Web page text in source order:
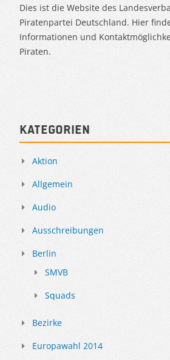
Dies ist die Website des
Piratenpartei Deutschland. Hier
Informationen und
Piraten.
Kategorien
Aktion
Allgemein
Audio
Ausschreibungen
Berlin
SMVB
Squads
Bezirke
Europawahl 2014